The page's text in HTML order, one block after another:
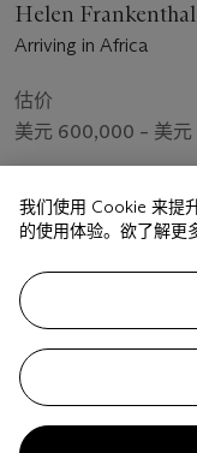
Helen
Arriving in Africa
估价
美元 600,000 – 美
美元 1,061,000
我们使用 Cookie 来提
的使用体验。欲了解更